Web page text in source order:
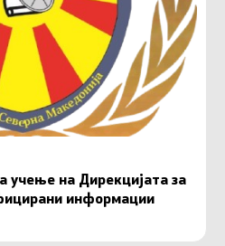
учење на Дирекцијата за
информации